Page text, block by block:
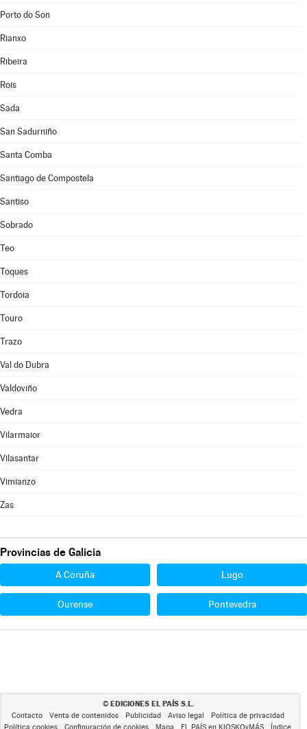
Porto do Son
Rianxo
Ribeira
Rois
Sada
San Sadurniño
Santa Comba
Santiago de Compostela
Santiso
Sobrado
Teo
Toques
Tordoia
Touro
Trazo
Val do Dubra
Valdoviño
Vedra
Vilarmaior
Vilasantar
Vimianzo
Zas
Provincias de Galicia
A Coruña Lugo
Ourense Pontevedra
© EDICIONES EL PAÍS S.L.
Contacto Venta de contenidos Publicidad Aviso legal
Política de privacidad